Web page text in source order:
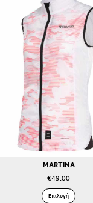
MARTINA
€49.00
Επιλογή